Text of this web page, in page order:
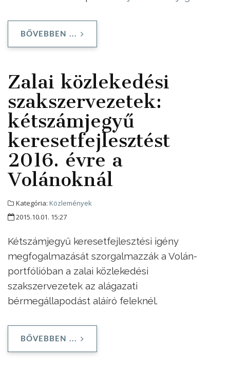
BŐVEBBEN ...
Zalai közlekedési
szakszervezetek:
kétszámjegyű
keresetfejlesztést
2016. évre a
Volánoknál
Kategória: Közlemények
2015.10.01. 15:27
Kétszámjegyű keresetfejlesztési igény
megfogalmazását szorgalmazzák a Volán-
portfólióban a zalai közlekedési
szakszervezetek az alágazati
bérmegállapodást aláíró feleknél.
BŐVEBBEN ...